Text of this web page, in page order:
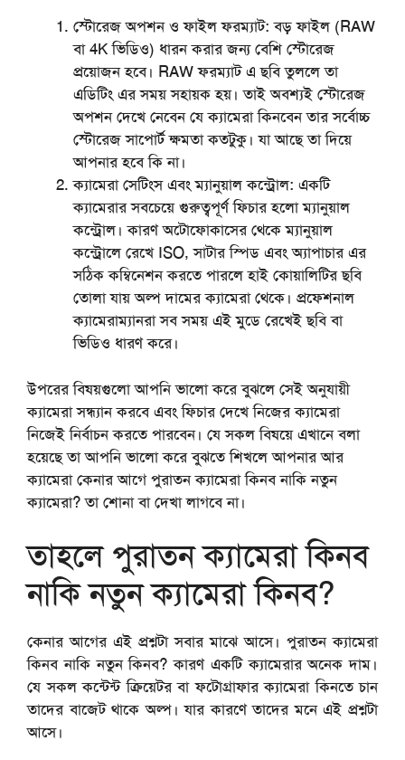
স্টোরেজ অপশন ও ফাইল ফরম্যাট: বড় ফাইল (RAW
বা 4K ভিডিও) ধারন করার জন্য বেশি স্টোরেজ
প্রয়োজন হবে। RAW ফরম্যাট এ ছবি তুললে তা
এডিটিং এর সময় সহায়ক হয়। তাই অবশ্যই স্টোরেজ
অপশন দেখে নেবেন যে ক্যামেরা কিনবেন তার সর্বোচ্চ
স্টোরেজ সাপোর্ট ক্ষমতা কতটুকু। যা আছে তা দিয়ে
আপনার হবে কি না।
ক্যামেরা সেটিংস এবং ম্যানুয়াল কন্ট্রোল: একটি
ক্যামেরার সবচেয়ে গুরুত্বপূর্ণ ফিচার হলো ম্যানুয়াল
কন্ট্রোল। কারণ অটোফোকাসের থেকে ম্যানুয়াল
কন্ট্রোলে রেখে ISO, সাটার স্পিড এবং অ্যাপাচার এর
সঠিক কম্বিনেশন করতে পারলে হাই কোয়ালিটির ছবি
তোলা যায় অল্প দামের ক্যামেরা থেকে। প্রফেশনাল
ক্যামেরাম্যানরা সব সময় এই মুডে রেখেই ছবি বা
ভিডিও ধারণ করে।
উপরের বিষয়গুলো আপনি ভালো করে বুঝলে সেই অনুযায়ী
ক্যামেরা সন্ধ্যান করবে এবং ফিচার দেখে নিজের ক্যামেরা
নিজেই নির্বাচন করতে পারবেন। যে সকল বিষয়ে এখানে বলা
হয়েছে তা আপনি ভালো করে বুঝতে শিখলে আপনার আর
ক্যামেরা কেনার আগে পুরাতন ক্যামেরা কিনব নাকি নতুন
ক্যামেরা? তা শোনা বা দেখা লাগবে না।
তাহলে পুরাতন ক্যামেরা কিনব
নাকি নতুন ক্যামেরা কিনব?
কেনার আগের এই প্রশ্নটা সবার মাঝে আসে। পুরাতন ক্যামেরা
কিনব নাকি নতুন কিনব? কারণ একটি ক্যামেরার অনেক দাম।
যে সকল কন্টেন্ট ক্রিয়েটর বা ফটোগ্রাফার ক্যামেরা কিনতে চান
তাদের বাজেট থাকে অল্প। যার কারণে তাদের মনে এই প্রশ্নটা
আসে।